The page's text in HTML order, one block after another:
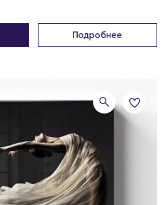
Подробнее